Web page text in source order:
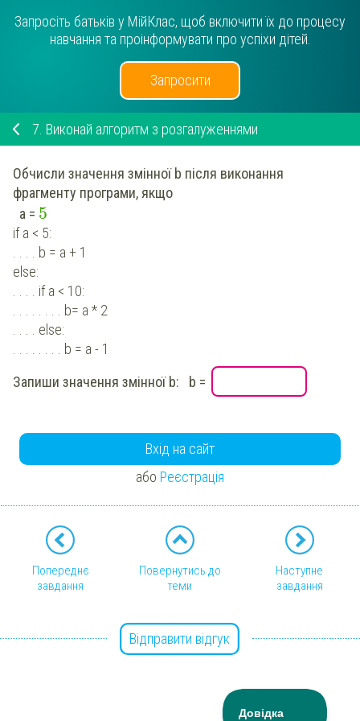
Запросіть батьків у МійКлас, щоб включити їх до процесу
навчання та проінформувати про успіхи дітей.
Запросити
7. Виконай алгоритм з розгалуженнями
Обчисли значення змінної b після виконання
фрагменту програми, якщо
а = 5
if a < 5:
. . . . b = а + 1
else:
. . . . if a < 10:
. . . . . . . . b= a * 2
. . . . else:
. . . . . . . . b = a - 1
Запиши значення змінної b: b =
Вхід на сайт
або Реєстрація
Попереднє
завдання
Повернутись до
теми
Наступне
завдання
Відправити відгук